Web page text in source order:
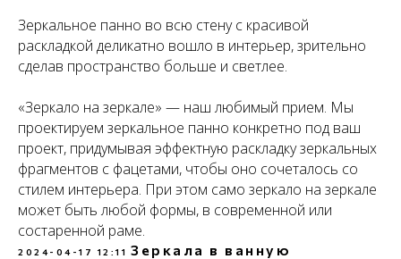
Зеркальное панно во всю стену с красивой
раскладкой деликатно вошло в интерьер, зрительно
сделав пространство больше и светлее.
«Зеркало на зеркале» — наш любимый прием. Мы
проектируем зеркальное панно конкретно под ваш
проект, придумывая эффектную раскладку зеркальных
фрагментов с фацетами, чтобы оно сочеталось со
стилем интерьера. При этом само зеркало на зеркале
может быть любой формы, в современной или
состаренной раме.
2024-04-17 12:11 Зеркала в ванную